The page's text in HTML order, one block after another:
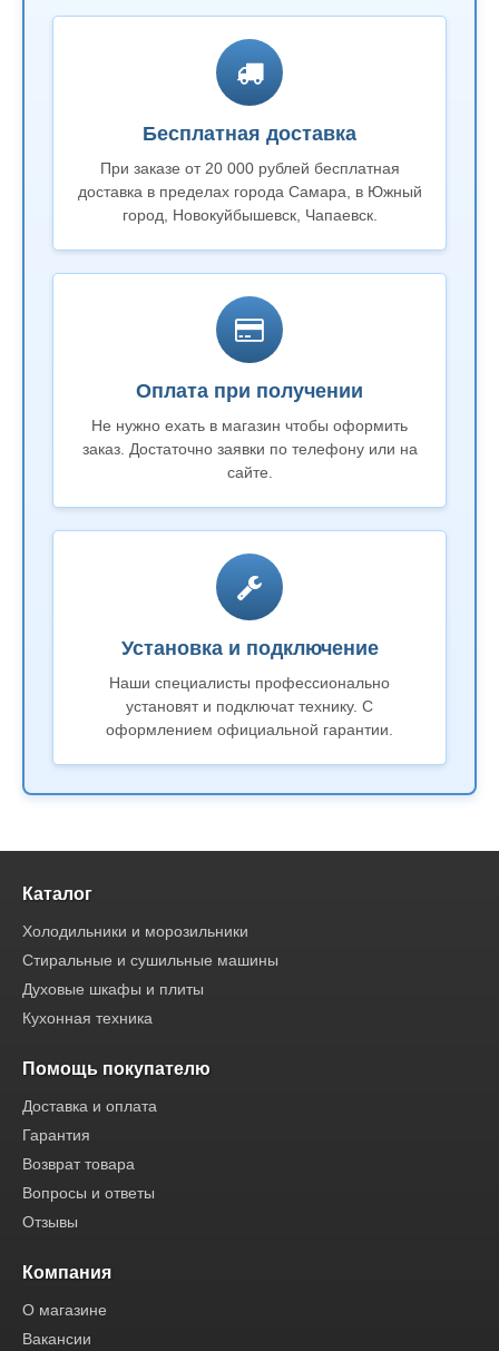
Бесплатная доставка
При заказе от 20 000 рублей бесплатная
доставка в пределах города Самара, в Южный
город, Новокуйбышевск, Чапаевск.
Оплата при получении
Не нужно ехать в магазин чтобы оформить
заказ. Достаточно заявки по телефону или на
сайте.
Установка и подключение
Наши специалисты профессионально
установят и подключат технику. С
оформлением официальной гарантии.
Каталог
Холодильники и морозильники
Стиральные и сушильные машины
Духовые шкафы и плиты
Кухонная техника
Помощь покупателю
Доставка и оплата
Гарантия
Возврат товара
Вопросы и ответы
Отзывы
Компания
О магазине
Вакансии